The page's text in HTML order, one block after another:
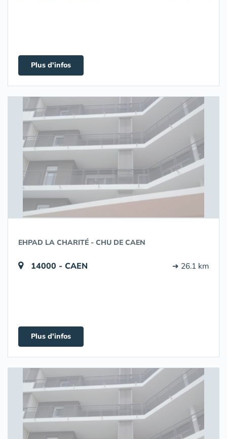
Plus d'infos
EHPAD LA CHARITÉ - CHU DE CAEN
14000 - CAEN ➔ 26.1 km
Plus d'infos